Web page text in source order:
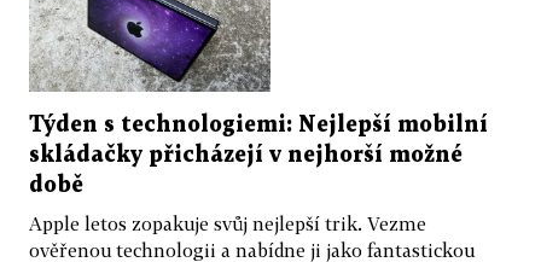
Týden s technologiemi: Nejlepší mobilní
skládačky přicházejí v nejhorší možné
době
Apple letos zopakuje svůj nejlepší trik. Vezme
ověřenou technologii a nabídne ji jako fantastickou